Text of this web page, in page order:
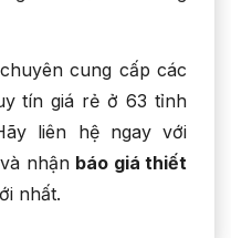
cung cấp các
tín giá rẻ ở 63 tỉnh
liên hệ ngay với
nhận báo giá thiết
nhất.